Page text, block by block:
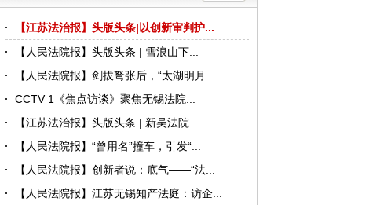
【江苏法治报】头版头条|以创新审判护...
【人民法院报】头版头条 | 雪浪山下...
【人民法院报】剑拔弩张后，“太湖明月...
CCTV 1《焦点访谈》聚焦无锡法院...
【江苏法治报】头版头条 | 新吴法院...
【人民法院报】“曾用名”撞车，引发“...
【人民法院报】创新者说：底气——“法...
【人民法院报】江苏无锡知产法庭：访企...